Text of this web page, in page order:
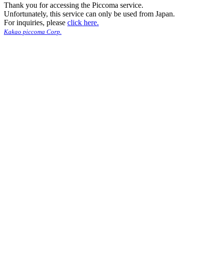
Thank you for accessing the Piccoma service.
Unfortunately, this service can only be used from Japan.
For inquiries, please click here.
Kakao piccoma Corp.